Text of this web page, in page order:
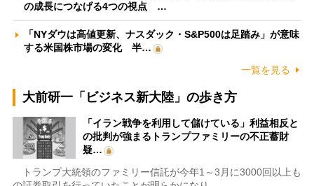
の成長につなげる4つの視点 …
「NYダウは高値更新、ナスダック・S&P500は足踏み」が意味
する米国株市場の変化 半…
一覧を見る
大前研一「ビジネス新大陸」の歩き方
「イラン戦争を利用して儲けている」利益相反と
の批判が強まるトランプファミリーの不正蓄財
疑…
トランプ大統領のファミリー信託が今年1～3月に3000回以上も